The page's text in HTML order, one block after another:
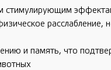
стимулирующим
расслабление,
и память, что